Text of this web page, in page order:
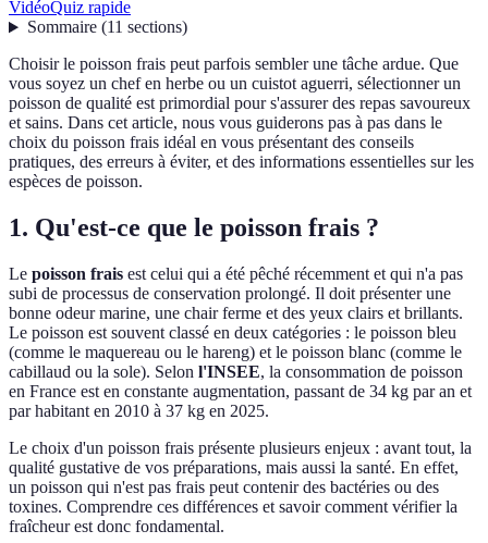
VidéoQuiz rapide
Sommaire(11 sections)
Choisir le poisson frais peut parfois sembler une tâche ardue. Que
vous soyez un chef en herbe ou un cuistot aguerri, sélectionner un
poisson de qualité est primordial pour s'assurer des repas savoureux
et sains. Dans cet article, nous vous guiderons pas à pas dans le
choix du poisson frais idéal en vous présentant des conseils
pratiques, des erreurs à éviter, et des informations essentielles sur les
espèces de poisson.
1. Qu'est-ce que le poisson frais ?
Le poisson frais est celui qui a été pêché récemment et qui n'a pas
subi de processus de conservation prolongé. Il doit présenter une
bonne odeur marine, une chair ferme et des yeux clairs et brillants.
Le poisson est souvent classé en deux catégories : le poisson bleu
(comme le maquereau ou le hareng) et le poisson blanc (comme le
cabillaud ou la sole). Selon l'INSEE, la consommation de poisson
en France est en constante augmentation, passant de 34 kg par an et
par habitant en 2010 à 37 kg en 2025.
Le choix d'un poisson frais présente plusieurs enjeux : avant tout, la
qualité gustative de vos préparations, mais aussi la santé. En effet,
un poisson qui n'est pas frais peut contenir des bactéries ou des
toxines. Comprendre ces différences et savoir comment vérifier la
fraîcheur est donc fondamental.